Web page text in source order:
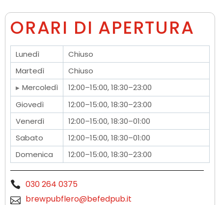
ORARI DI APERTURA
Lunedì
Chiuso
Martedì
Chiuso
Mercoledì
12:00–15:00, 18:30–23:00
Giovedì
12:00–15:00, 18:30–23:00
Venerdì
12:00–15:00, 18:30–01:00
Sabato
12:00–15:00, 18:30–01:00
Domenica
12:00–15:00, 18:30–23:00
030 264 0375
brewpubflero@befedpub.it